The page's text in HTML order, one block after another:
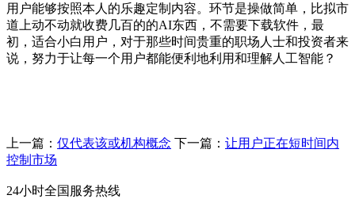
用户能够按照本人的乐趣定制内容。环节是操做简单，比拟市
道上动不动就收费几百的的AI东西，不需要下载软件，最
初，适合小白用户，对于那些时间贵重的职场人士和投资者来
说，努力于让每一个用户都能便利地利用和理解人工智能？
上一篇： 仅代表该或机构概念 下一篇： 让用户正在短时间内
控制市场
24小时全国服务热线